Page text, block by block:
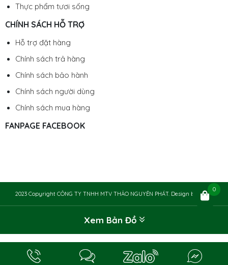
Thực phẩm tươi sống
CHÍNH SÁCH HỖ TRỢ
Hỗ trợ đặt hàng
Chính sách trả hàng
Chính sách bảo hành
Chính sách người dùng
Chính sách mua hàng
FANPAGE FACEBOOK
2023 Copyright CÔNG TY TNHH MTV THẢO NGUYÊN PHÁT. Design by Chily
Xem Bản Đồ
0